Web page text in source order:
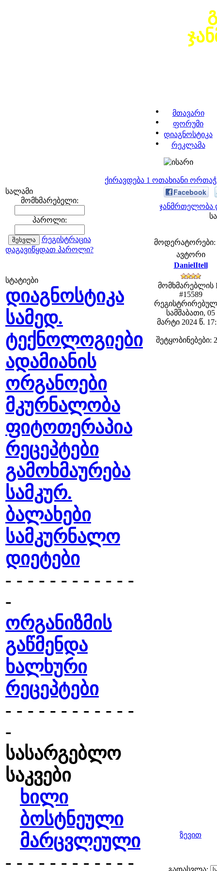
მთავარი
ფორუმი
დიაგნოსტიკა
რეკლამა
ქირავდება 1 ოთახიანი
სალამი
მომხმარებელი:
პაროლი:
რეგისტრაცია
დაგავიწყდათ პაროლი?
სტატიები
დიაგნოსტიკა
სამედ.
ტექნოლოგიები
ადამიანის
ორგანოები
მკურნალობა
ფიტოთერაპია
რეცეპტები
გამოხმაურება
სამკურ.
ბალახები
სამკურნალო
დიეტები
- - - - - - - - - - - -
-
ორგანიზმის
გაწმენდა
ხალხური
რეცეპტები
- - - - - - - - - - - -
-
სასარგებლო
საკვები
ხილი
ბოსტნეული
მარცვლეული
- - - - - - - - - - - -
Facebook
ჯანმრთელობა
მოდერატორები:
ავტორი
DanielItell
მომხმარებლის
#15589
სამშაბათი, 05
მარტი 2024 წ.
შეტყობინებები:
ზევით
გადასვლა: